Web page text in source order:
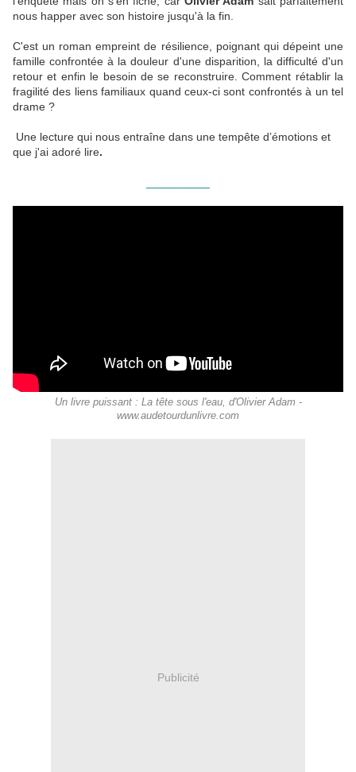
nous happer avec son histoire jusqu'à la fin.
C'est un roman empreint de résilience, poignant qui dépeint une
famille confrontée à la douleur d'une disparition, la difficulté d'un
retour et enfin le besoin de se reconstruire. Comment rétablir la
fragilité des liens familiaux quand ceux-ci sont confrontés à un tel
drame ?
Une lecture qui nous entraîne dans une tempête d’émotions et
que j'ai adoré lire.
Un livre puissant : La tête sous l'eau, d'Olivier Adam -
www.audetourdunlivre.com
Publicité